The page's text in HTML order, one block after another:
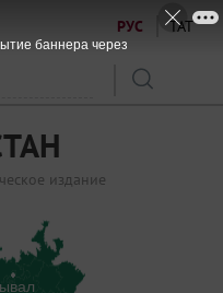
РУС ТАТ
издание
баннера через